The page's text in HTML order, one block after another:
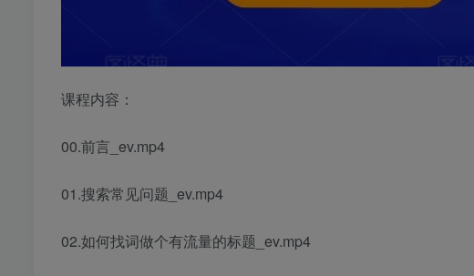
课程内容：
00.前言_ev.mp4
01.搜索常见问题_ev.mp4
02.如何找词做个有流量的标题_ev.mp4